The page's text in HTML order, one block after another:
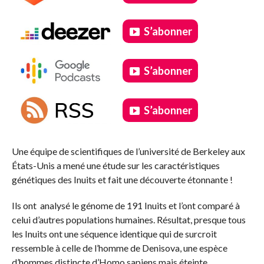
S’abonner
S’abonner
S’abonner
Une équipe de scientifiques de l’université de Berkeley aux
États-Unis a mené une étude sur les caractéristiques
génétiques des Inuits et fait une découverte étonnante !
Ils ont analysé le génome de 191 Inuits et l’ont comparé à
celui d’autres populations humaines. Résultat, presque tous
les Inuits ont une séquence identique qui de surcroit
ressemble à celle de l’homme de Denisova, une espèce
d’hommes distincte d’Homo sapiens mais éteinte